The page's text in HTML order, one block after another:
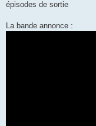
épisodes de sortie
La bande annonce :